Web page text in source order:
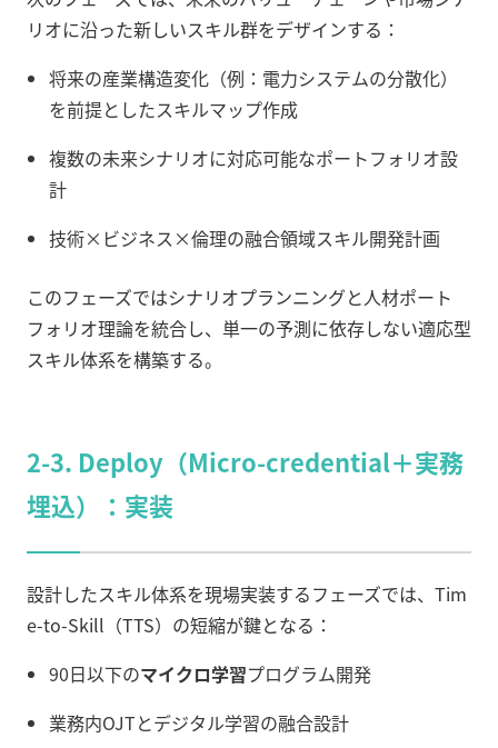
リオに沿った新しいスキル群をデザインする：
将来の産業構造変化（例：電力システムの分散化）
を前提としたスキルマップ作成
複数の未来シナリオに対応可能なポートフォリオ設
計
技術×ビジネス×倫理の融合領域スキル開発計画
このフェーズではシナリオプランニングと人材ポート
フォリオ理論を統合し、単一の予測に依存しない適応型
スキル体系を構築する。
2-3. Deploy（Micro-credential＋実務
埋込）：実装
設計したスキル体系を現場実装するフェーズでは、Tim
e-to-Skill（TTS）の短縮が鍵となる：
90日以下のマイクロ学習プログラム開発
業務内OJTとデジタル学習の融合設計